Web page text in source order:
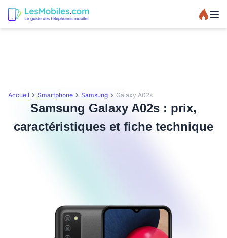
Accueil Smartphone Samsung Galaxy A02s
Samsung Galaxy A02s : prix,
caractéristiques et fiche technique